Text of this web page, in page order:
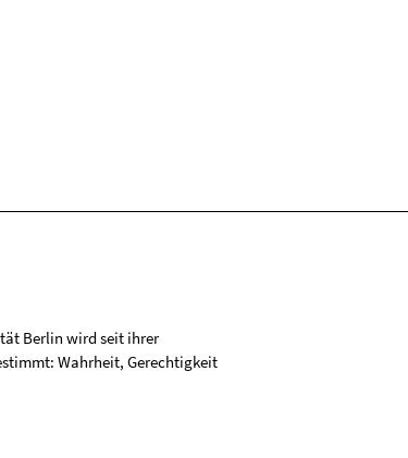
Berlin wird seit ihrer
Wahrheit, Gerechtigkeit